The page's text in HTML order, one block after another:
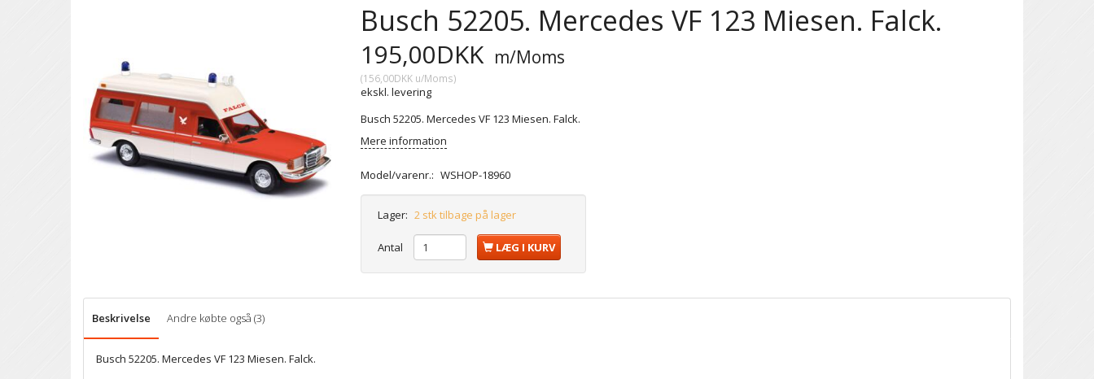
Busch 52205. Mercedes VF 123 Miesen. Falck.
195,00DKK m/Moms
(156,00DKK u/Moms)
ekskl. levering
Busch 52205. Mercedes VF 123 Miesen. Falck.
Mere information
Model/varenr.: WSHOP-18960
Lager: 2 stk tilbage på lager
Antal LÆG I KURV
Beskrivelse Andre købte også (3)
Busch 52205. Mercedes VF 123 Miesen. Falck.